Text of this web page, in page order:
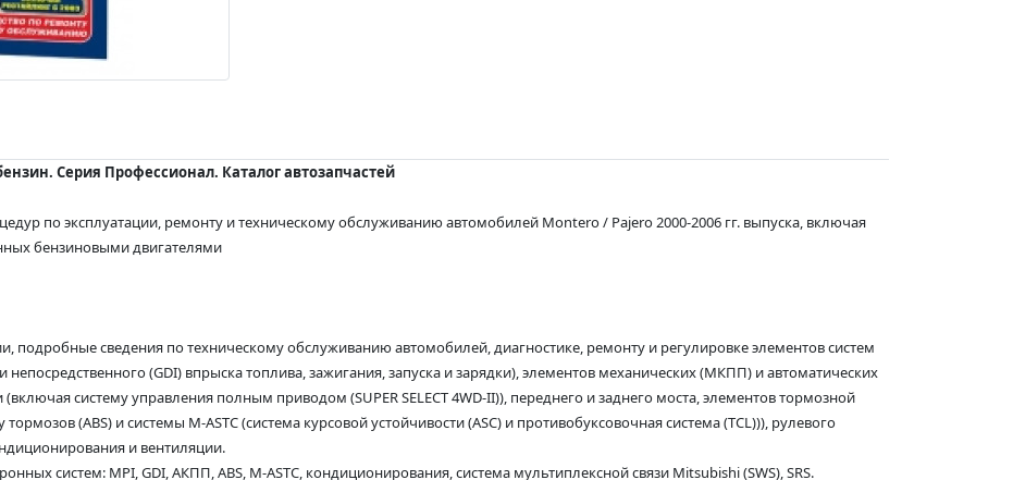
бензин. Серия Профессионал. Каталог автозапчастей
по эксплуатации, ремонту и техническому обслуживанию автомобилей Montero / Pajero 2000-2006 гг. выпуска, включая
бензиновыми двигателями
подробные сведения по техническому обслуживанию автомобилей, диагностике, ремонту и регулировке элементов систем
непосредственного (GDI) впрыска топлива, зажигания, запуска и зарядки), элементов механических (МКПП) и автоматических
систему управления полным приводом (SUPER SELECT 4WD-II)), переднего и заднего моста, элементов тормозной
(ABS) и системы M-ASTC (система курсовой устойчивости (ASC) и противобуксовочная система (TCL))), рулевого
и вентиляции.
систем: MPI, GDI, АКПП, ABS, M-ASTC, кондиционирования, система мультиплексной связи Mitsubishi (SWS), SRS.